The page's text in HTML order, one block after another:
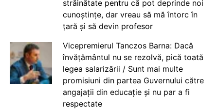
străinătate pentru că pot deprinde noi
cunoștințe, dar vreau să mă întorc în
țară și să devin profesor
Vicepremierul Tanczos Barna: Dacă
învățământul nu se rezolvă, pică toată
legea salarizării / Sunt mai multe
promisiuni din partea Guvernului către
angajații din educație și nu par a fi
respectate